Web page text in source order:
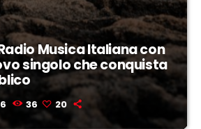
Musica Italiana con
singolo che conquista
36 20